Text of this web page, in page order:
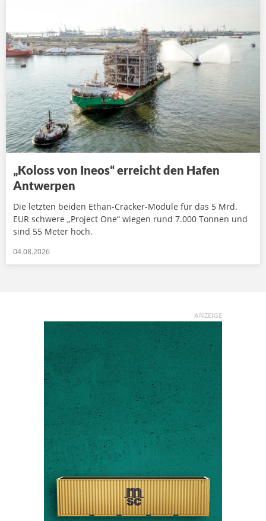
„Koloss von Ineos“ erreicht den Hafen
Antwerpen
Die letzten beiden Ethan-Cracker-Module für das 5 Mrd.
EUR schwere „Project One“ wiegen rund 7.000 Tonnen und
sind 55 Meter hoch.
04.08.2026
ANZEIGE